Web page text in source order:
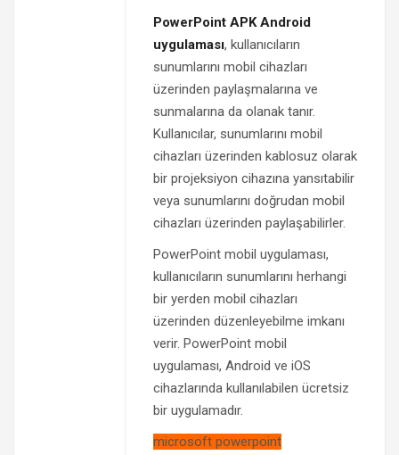
PowerPoint APK Android
uygulaması, kullanıcıların
sunumlarını mobil cihazları
üzerinden paylaşmalarına ve
sunmalarına da olanak tanır.
Kullanıcılar, sunumlarını mobil
cihazları üzerinden kablosuz olarak
bir projeksiyon cihazına yansıtabilir
veya sunumlarını doğrudan mobil
cihazları üzerinden paylaşabilirler.
PowerPoint mobil uygulaması,
kullanıcıların sunumlarını herhangi
bir yerden mobil cihazları
üzerinden düzenleyebilme imkanı
verir. PowerPoint mobil
uygulaması, Android ve iOS
cihazlarında kullanılabilen ücretsiz
bir uygulamadır.
microsoft powerpoint